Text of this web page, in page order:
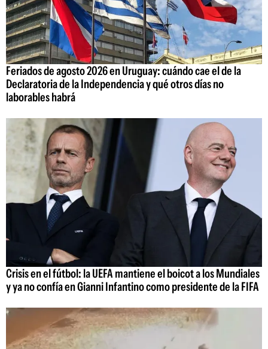
Feriados de agosto 2026 en Uruguay: cuándo cae el de la
Declaratoria de la Independencia y qué otros días no
laborables habrá
Crisis en el fútbol: la UEFA mantiene el boicot a los Mundiales
y ya no confía en Gianni Infantino como presidente de la FIFA